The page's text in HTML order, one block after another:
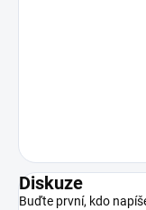
Diskuze
Buďte první, kdo